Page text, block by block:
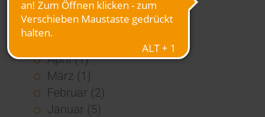
Juli (4)
Juni (4)
April (1)
März (1)
Februar (2)
Januar (5)